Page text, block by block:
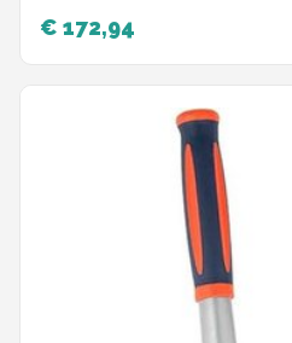
onkruidhark voor tuin en
€ 172,94